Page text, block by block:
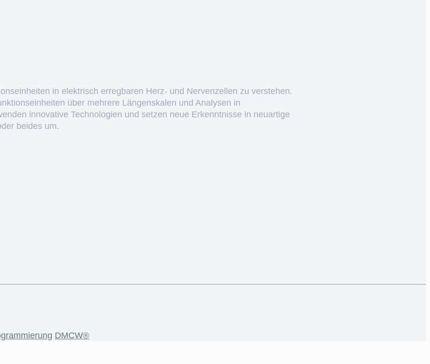
in elektrisch erregbaren Herz- und Nervenzellen zu verstehen.
über mehrere Längenskalen und Analysen in
innovative Technologien und setzen neue Erkenntnisse in neuartige
beides um.
DMCW®